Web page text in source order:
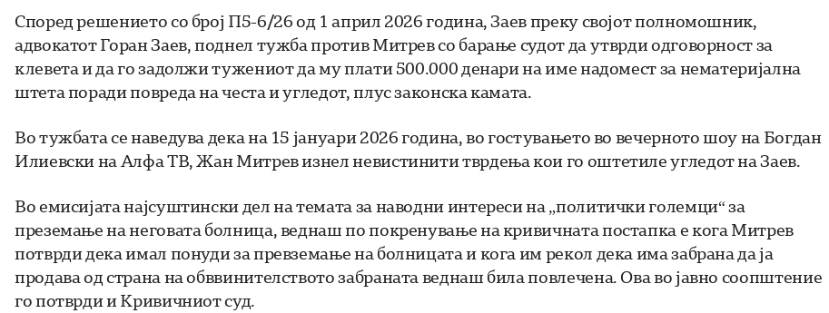
Според решението со број П5-6/26 од 1 април 2026 година, Заев преку својот полномошник,
адвокатот Горан Заев, поднел тужба против Митрев со барање судот да утврди одговорност за
клевета и да го задолжи тужениот да му плати 500.000 денари на име надомест за нематеријална
штета поради повреда на честа и угледот, плус законска камата.
Во тужбата се наведува дека на 15 јануари 2026 година, во гостувањето во вечерното шоу на Богдан
Илиевски на Алфа ТВ, Жан Митрев изнел невистинити тврдења кои го оштетиле угледот на Заев.
Во емисијата најсуштински дел на темата за наводни интереси на „политички големци“ за
преземање на неговата болница, веднаш по покренување на кривичната постапка е кога Митрев
потврди дека имал понуди за превземање на болницата и кога им рекол дека има забрана да ја
продава од страна на обввинителството забраната веднаш била повлечена. Ова во јавно соопштение
го потврди и Кривичниот суд.